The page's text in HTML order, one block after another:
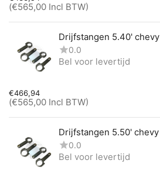
(€565,00 Incl BTW)
Drijfstangen 5.40' chevy
0.0
Bel voor levertijd
€466,94
(€565,00 Incl BTW)
Drijfstangen 5.50' chevy
0.0
Bel voor levertijd